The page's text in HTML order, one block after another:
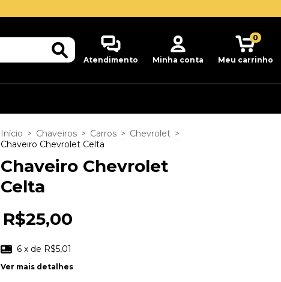
Atendimento Minha conta Meu carrinho
0
Início > Chaveiros > Carros > Chevrolet >
Chaveiro Chevrolet Celta
Chaveiro Chevrolet
Celta
R$25,00
6 x de R$5,01
Ver mais detalhes